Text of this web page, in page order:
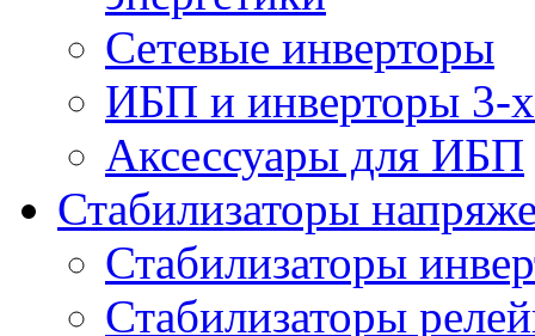
Сетевые инверторы
ИБП и инверторы 3-
Аксессуары для ИБП
Стабилизаторы
Стабилизаторы
Стабилизаторы